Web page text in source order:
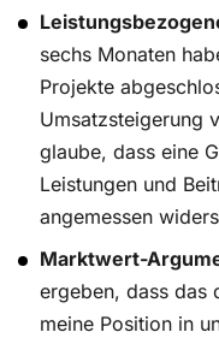
sechs Monaten
Projekte
Umsatzsteigerung
glaube, dass eine
Leistungen und
angemessen
Marktwert-
ergeben, dass das
meine Position in